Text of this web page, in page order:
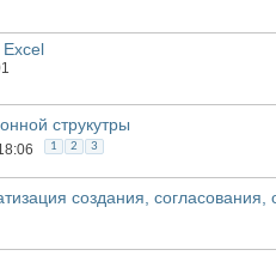
струкутры
1 2 3
создания, согласования,